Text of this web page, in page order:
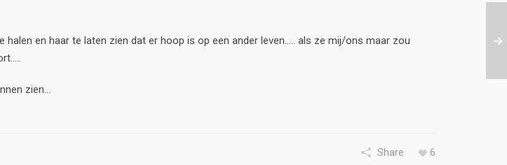
en haar te laten zien dat er hoop is op een ander leven..... als ze mij/ons maar zou
zien...
Share 6